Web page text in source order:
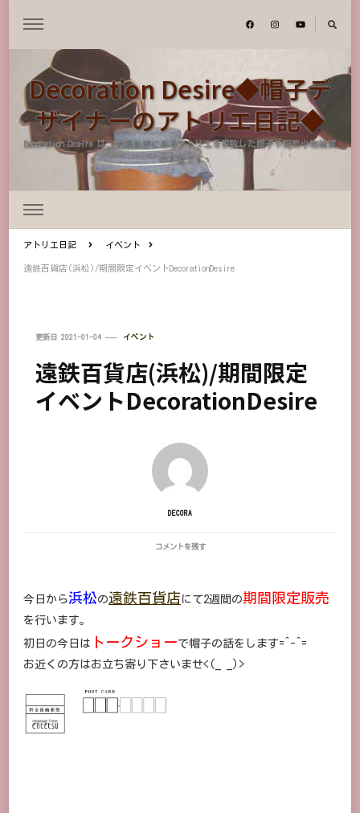
Decoration Desire◆帽子デ
ザイナーのアトリエ日記◆
Decoration Desire は、大阪北摂にあるアトリエを併設した帽子や服飾小物雑貨
のお店です
アトリエ日記 イベント
遠鉄百貨店(浜松)/期間限定イベントDecorationDesire
更新日 2021-01-04 イベント
遠鉄百貨店(浜松)/期間限定
イベントDecorationDesire
DECORA
遠
店
間
限
ベ
ン
コメントを残す
今日から浜松の遠鉄百貨店にて2週間の期間限定販売
を行います。
初日の今日は トークショーで帽子の話をします=^-^=
お近くの方はお立ち寄り下さいませ<(_ _)>